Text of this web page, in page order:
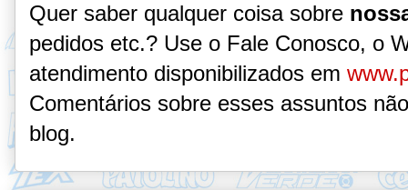
Quer saber qualquer coisa sobre
pedidos etc.? Use o Fale Conosco, o
atendimento disponibilizados em
Comentários sobre esses assuntos
blog.